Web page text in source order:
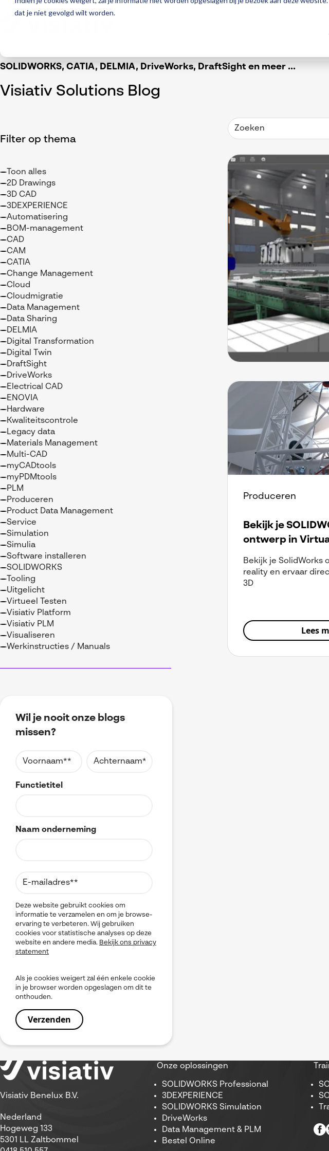
dat je niet gevolgd wilt worden.
SOLIDWORKS, CATIA, DELMIA, DriveWorks, DraftSight en meer ...
Visiativ Solutions Blog
Filter op thema
Toon alles
2D Drawings
3D CAD
3DEXPERIENCE
Automatisering
BOM-management
CAD
CAM
CATIA
Change Management
Cloud
Cloudmigratie
Data Management
Data Sharing
DELMIA
Digital Transformation
Digital Twin
DraftSight
DriveWorks
Electrical CAD
ENOVIA
Hardware
Kwaliteitscontrole
Legacy data
Materials Management
Multi-CAD
myCADtools
myPDMtools
PLM
Produceren
Product Data Management
Service
Simulation
Simulia
Software installeren
SOLIDWORKS
Tooling
Uitgelicht
Virtueel Testen
Visiativ Platform
Visiativ PLM
Visualiseren
Werkinstructies / Manuals
Wil je nooit onze blogs
missen?
Functietitel
Naam onderneming
Deze website gebruikt cookies om
informatie te verzamelen en om je browse-
ervaring te verbeteren. Wij gebruiken
cookies voor statistische analyses op deze
website en andere media. Bekijk ons privacy
statement
Als je cookies weigert zal één enkele cookie
in je browser worden opgeslagen om dit te
onthouden.
Produceren
Bekijk je
ontwerp in
Bekijk je SolidWorks
reality en ervaar
3D
Lees
Visiativ Benelux B.V.
Nederland
Hogeweg 133
5301 LL Zaltbommel
Onze oplossingen
SOLIDWORKS Professional
3DEXPERIENCE
SOLIDWORKS Simulation
DriveWorks
Data Management & PLM
Bestel Online